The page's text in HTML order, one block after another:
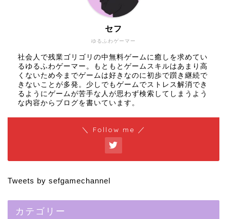
ゆるふわゲーマー
セフ
社会人で残業ゴリゴリの中無料ゲームに癒しを求めてい
るゆるふわゲーマー。もともとゲームスキルはあまり高
くないため今までゲームは好きなのに初歩で躓き継続で
きないことが多発。少しでもゲームでストレス解消でき
るようにゲームが苦手な人が思わず検索してしまうよう
な内容からブログを書いています。
＼ Follow me ／
Tweets by sefgamechannel
カテゴリー